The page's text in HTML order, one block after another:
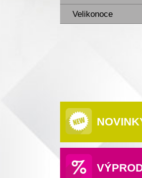
Velikonoce